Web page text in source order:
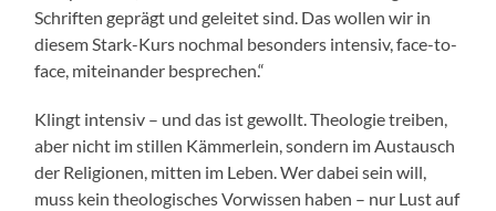
Schriften geprägt und geleitet sind. Das wollen wir in
diesem Stark-Kurs nochmal besonders intensiv, face-to-
face, miteinander besprechen.“
Klingt intensiv – und das ist gewollt. Theologie treiben,
aber nicht im stillen Kämmerlein, sondern im Austausch
der Religionen, mitten im Leben. Wer dabei sein will,
muss kein theologisches Vorwissen haben – nur Lust auf